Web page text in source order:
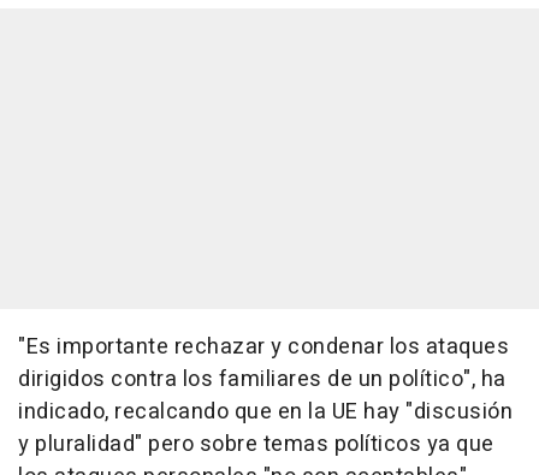
"Es importante rechazar y condenar los ataques
dirigidos contra los familiares de un político", ha
indicado, recalcando que en la UE hay "discusión
y pluralidad" pero sobre temas políticos ya que